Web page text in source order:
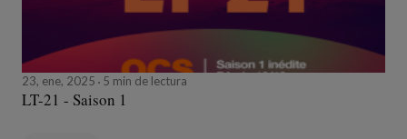
23, ene, 2025 5 min de lectura
LT-21 - Saison 1